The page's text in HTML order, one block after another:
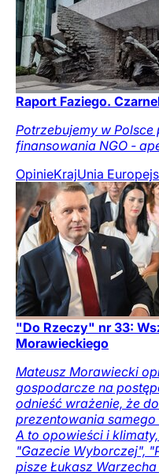
Raport Faziego.
Potrzebujemy w Polsce
finansowania NGO -
OpinieKrajUnia
"Do Rzeczy" nr 33:
Morawieckiego
Mateusz Morawiecki
gospodarcze na
odnieść wrażenie, że
prezentowania samego
A to opowieści i
"Gazecie Wyborczej",
pisze Łukasz